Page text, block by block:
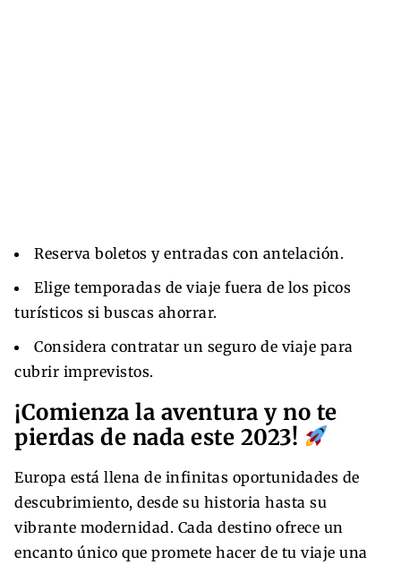
Reserva boletos y entradas con antelación.
Elige temporadas de viaje fuera de los picos
turísticos si buscas ahorrar.
Considera contratar un seguro de viaje para
cubrir imprevistos.
¡Comienza la aventura y no te
pierdas de nada este 2023!
Europa está llena de infinitas oportunidades de
descubrimiento, desde su historia hasta su
vibrante modernidad. Cada destino ofrece un
encanto único que promete hacer de tu viaje una